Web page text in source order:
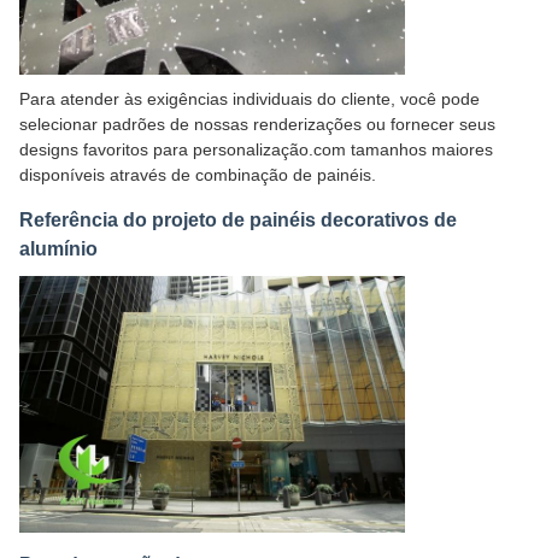
Para atender às exigências individuais do cliente, você pode
selecionar padrões de nossas renderizações ou fornecer seus
designs favoritos para personalização.com tamanhos maiores
disponíveis através de combinação de painéis.
Referência do projeto de painéis decorativos de
alumínio